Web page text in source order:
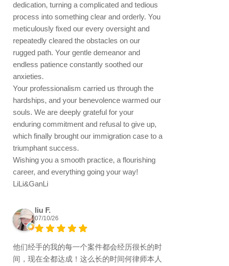
dedication, turning a complicated and tedious
process into something clear and orderly. You
meticulously fixed our every oversight and
repeatedly cleared the obstacles on our
rugged path. Your gentle demeanor and
endless patience constantly soothed our
anxieties.
Your professionalism carried us through the
hardships, and your benevolence warmed our
souls. We are deeply grateful for your
enduring commitment and refusal to give up,
which finally brought our immigration case to a
triumphant success.
Wishing you a smooth practice, a flourishing
career, and everything going your way!
LiLi&GanLi
liu F.
07/10/26
他们经手的我的每一个案件都会经历很长的时
间，现在全都达成！这么长的时间何律师本人